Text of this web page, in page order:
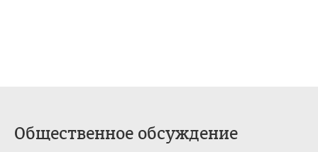
Общественное обсуждение